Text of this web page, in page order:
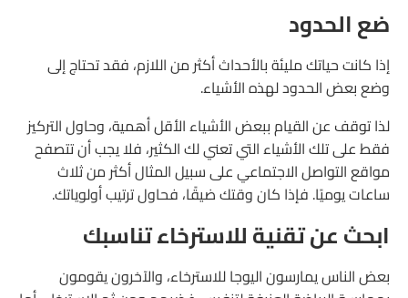
ضع الحدود
إذا كانت حياتك مليئة بالأحداث أكثر من اللازم، فقد تحتاج إلى
وضع بعض الحدود لهذه الأشياء.
لذا توقف عن القيام ببعض الأشياء الأقل أهمية، وحاول التركيز
فقط على تلك الأشياء التي تعني لك الكثير، فلا يجب أن تتصفح
مواقع التواصل الاجتماعي على سبيل المثال أكثر من ثلاث
ساعات يوميًا. فإذا كان وقتك ضيقًا، فحاول ترتيب أولوياتك.
ابحث عن تقنية للاسترخاء تناسبك
بعض الناس يمارسون اليوجا للاسترخاء، والآخرون يقومون